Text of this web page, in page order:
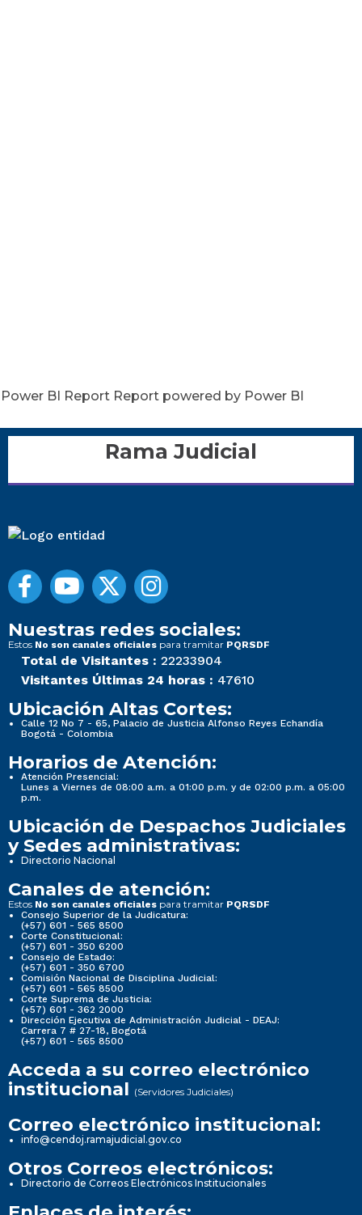
Power BI Report Report powered by Power BI
Rama Judicial
Nuestras redes sociales:
Estos No son canales oficiales para tramitar PQRSDF
Total de Visitantes : 22233904
Visitantes Últimas 24 horas : 47610
Ubicación Altas Cortes:
Calle 12 No 7 - 65, Palacio de Justicia Alfonso Reyes Echandía
Bogotá - Colombia
Horarios de Atención:
Atención Presencial:
Lunes a Viernes de 08:00 a.m. a 01:00 p.m. y de 02:00 p.m. a 05:00
p.m.
Ubicación de Despachos Judiciales
y Sedes administrativas:
Directorio Nacional
Canales de atención:
Estos No son canales oficiales para tramitar PQRSDF
Consejo Superior de la Judicatura:
(+57) 601 - 565 8500
Corte Constitucional:
(+57) 601 - 350 6200
Consejo de Estado:
(+57) 601 - 350 6700
Comisión Nacional de Disciplina Judicial:
(+57) 601 - 565 8500
Corte Suprema de Justicia:
(+57) 601 - 362 2000
Dirección Ejecutiva de Administración Judicial - DEAJ:
Carrera 7 # 27-18, Bogotá
(+57) 601 - 565 8500
Acceda a su correo electrónico
institucional (Servidores Judiciales)
Correo electrónico institucional:
info@cendoj.ramajudicial.gov.co
Otros Correos electrónicos:
Directorio de Correos Electrónicos Institucionales